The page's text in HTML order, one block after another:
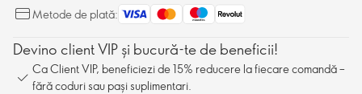
Metode de plată:
Devino client VIP și bucură-te de beneficii!
Ca Client VIP, beneficiezi de 15% reducere la fiecare comandă –
fără coduri sau pași suplimentari.